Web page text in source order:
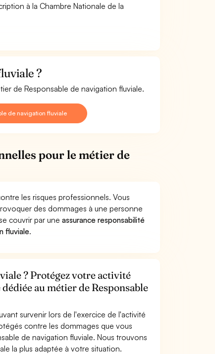
à la Chambre Nationale de la
?
de Responsable de navigation fluviale.
de navigation fluviale
pour le métier de
les risques professionnels. Vous
des dommages à une personne
couvrir par uneassurance responsabilité
fluviale.
? Protégez votre activité
au métier de Responsable
survenir lors de l'exercice de l'activité
contre les dommages que vous
de navigation fluviale. Nous trouvons
la plus adaptée à votre situation.